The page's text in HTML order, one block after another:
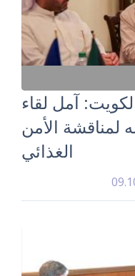
آمل لقاء
لمناقشة الأمن
الغذائي